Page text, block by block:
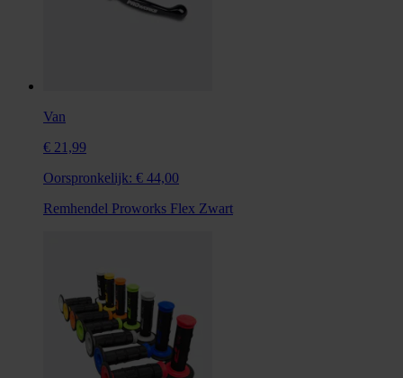
Van
€ 21,99
Oorspronkelijk: € 44,00
Remhendel Proworks Flex Zwart